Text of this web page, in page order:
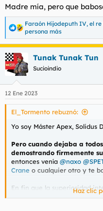
Madre mía, pero que
R
e
a
c
c
i
n
e
s
Faraón Hijodeputh IV, el re
persona más
Tunak Tunak Tun
Sucioindio
12 Ene 2023
El_Tormento rebuznó:
Yo soy Máster Apex, Solidus
Pero cuando dejaba a
demostrando firmemente
entonces venía @naxo
Crane o cualquier otro y te
En fin que la superioridad
para generar odio y
Haz clic